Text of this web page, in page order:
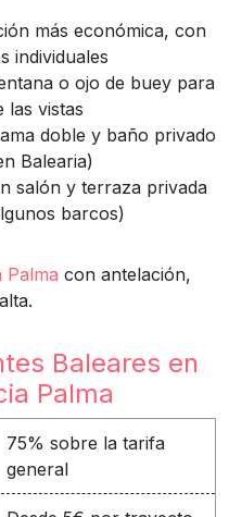
más económica, con
individuales
o ojo de buey para
las vistas
doble y baño privado
Balearia)
salón y terraza privada
barcos)
Palma con antelación,
Baleares en
Palma
75% sobre la tarifa
general